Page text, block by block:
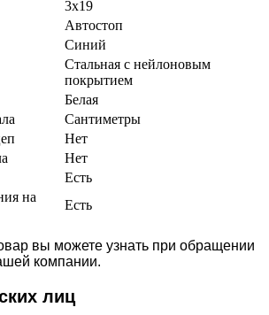
3х19
Автостоп
Синий
Стальная с нейлоновым
покрытием
Белая
Сантиметры
Нет
Нет
Есть
на
Есть
вы можете узнать при обращении
компании.
лиц